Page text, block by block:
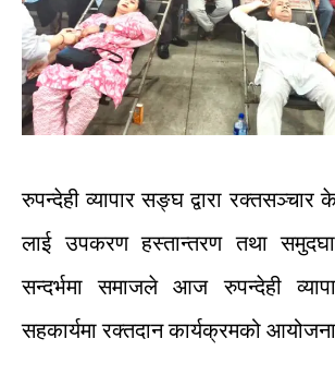
रुपन्देही व्यापार सङ्घ द्वारा रक्तसञ्चार
लाई उपकरण हस्तान्तरण तथा
सन्दर्भमा समाजलेआज रुपन्देही
सहकार्यमा रक्तदान कार्यक्रमको आयोजना